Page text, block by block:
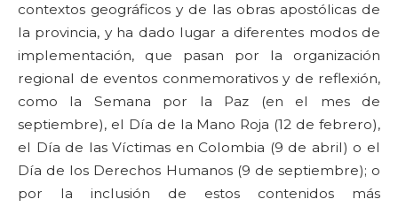
contextos geográficos y de las obras apostólicas de
la provincia, y ha dado lugar a diferentes modos de
implementación, que pasan por la organización
regional de eventos conmemorativos y de reflexión,
como la Semana por la Paz (en el mes de
septiembre), el Día de la Mano Roja (12 de febrero),
el Día de las Víctimas en Colombia (9 de abril) o el
Día de los Derechos Humanos (9 de septiembre); o
por la inclusión de estos contenidos más